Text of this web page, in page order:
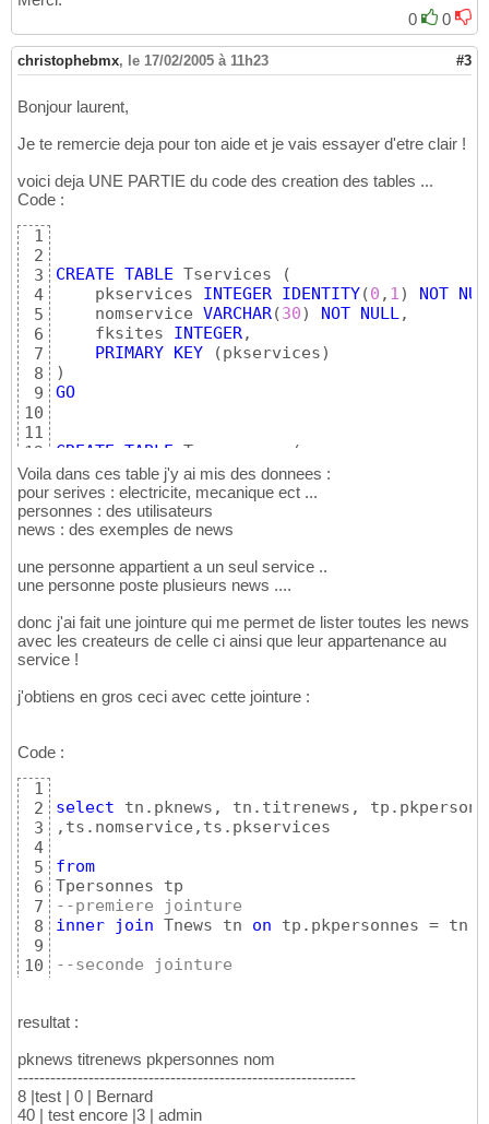
0
0
christophebmx, le 17/02/2005 à 11h23 #3
Bonjour laurent,
Je te remercie deja pour ton aide et je vais essayer d'etre clair !
voici deja UNE PARTIE du code des creation des tables ...
Code :
1
2
3
4
5
6
7
8
9
10
11
12
13
14
15
16
18
19
21
22
23
24
25
27
29
30
31
32
33
34
35
36
37
38
CREATE TABLE Tservices
(
    pkservices
INTEGER IDENTITY(0 , 1) NOT
    nomservice
VARCHAR(30) NOT NULL,
    fksites
INTEGER,
PRIMARY
KEY (pkservices)
)
GO
CREATE TABLE Tpersonnes
(
    pkpersonnes
INTEGER IDENTITY
    nom
VARCHAR(40) NOT NULL
    prenom
VARCHAR
    mdp
VARCHAR(20
    bip
VARCHAR (10),
    telephone
VARCHAR( 20
    persvues
INTEGER DEFAULT 0 NOT NULL,
    statut
BIT DEFAULT 1 NOT NULL,
    fkservices
    fkcivilite
INTEGER ,
    fkroles
INTEGER,
)
CREATE
TABLE Tnews (
    pknews
INTEGER IDENTITY(
    description
    datenews
    nbvues
INTEGER
    fkpersonnes
INTEGER ,
PRIMARY
KEY (pknews
Voila dans ces table j'y ai mis des donnees :
pour serives : electricite, mecanique ect ...
personnes : des utilisateurs
news : des exemples de news
une personne appartient a un seul service ..
une personne poste plusieurs news ....
donc j'ai fait une jointure qui me permet de lister toutes les news
avec les createurs de celle ci ainsi que leur appartenance au
service !
j'obtiens en gros ceci avec cette jointure :
Code :
1
2
3
4
5
6
7
8
9
10
select tn.pknews, tn.titrenews,
,ts.nomservice,ts.pkservices
from
--premiere jointure
inner
join Tnews tn on tp.pkpersonnes =
--seconde jointure
resultat :
pknews titrenews pkpersonnes nom
--------------------------------------------------------------
8 |test | 0 | Bernard
40 | test encore |3 | admin